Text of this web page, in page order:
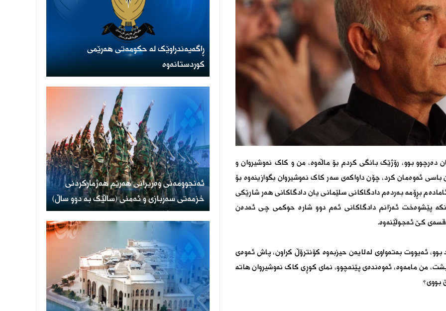
بوو، رۆژێک بانگی کردم بۆ ماڵەوە، من و کاک نەوشیروان و
ئەوەمان کرد، چۆن داواکەی سەر کاک نەوشیروان بگوازینەوە بۆ
بڕۆمە بەردەم دادگاکانی سلێمانی یان دادگاکانی هەر شارێکی
پێشوەخت ئەزانم دادگاکانی ئەم دوو شارە حوکمی چی ئەدەن
کێ ئەجوڵێنەوە.
بوو، ئەیووت بەتەواوی لەلایەن حیزبەوە کۆنترۆڵ کراون، پاش ئەوەی
من مامەوە، ئەوەندەی پێنەچوو، نمای کوڕی کاک نەوشیروان هاتە
بووی؟
ڕاگەیەندراوێک لە حکومەتی هەرێمی
کوردستانەوە
ئەنجوومەنی وەزیرانی هەرێم هەژمارکردنی
خزمەتی سەربازی و ئەمنی (ساڵێک بە دوو ساڵ)
پەسەند دەکات